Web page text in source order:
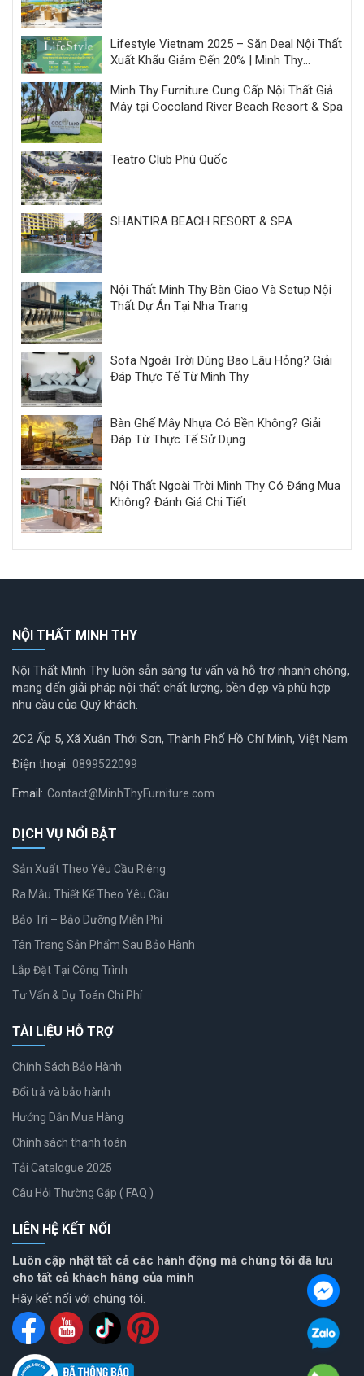
Lifestyle Vietnam 2025 – Săn Deal Nội Thất
Xuất Khẩu Giảm Đến 20% | Minh Thy
Minh Thy Furniture Cung Cấp Nội Thất Giả
Mây tại Cocoland River Beach Resort & Spa
Teatro Club Phú Quốc
SHANTIRA BEACH RESORT & SPA
Nội Thất Minh Thy Bàn Giao Và Setup Nội
Thất Dự Án Tại Nha Trang
Sofa Ngoài Trời Dùng Bao Lâu Hỏng? Giải
Đáp Thực Tế Từ Minh Thy
Bàn Ghế Mây Nhựa Có Bền Không? Giải
Đáp Từ Thực Tế Sử Dụng
Nội Thất Ngoài Trời Minh Thy Có Đáng Mua
Không? Đánh Giá Chi Tiết
NỘI THẤT MINH THY
Nội Thất Minh Thy luôn sẵn sàng tư vấn và hỗ trợ nhanh chóng,
mang đến giải pháp nội thất chất lượng, bền đẹp và phù hợp
nhu cầu của Quý khách.
2C2 Ấp 5, Xã Xuân Thới Sơn, Thành Phố Hồ Chí Minh, Việt Nam
Điện thoại: 0899522099
Email: Contact@MinhThyFurniture.com
DỊCH VỤ NỔI BẬT
Sản Xuất Theo Yêu Cầu Riêng
Ra Mẫu Thiết Kế Theo Yêu Cầu
Bảo Trì – Bảo Dưỡng Miễn Phí
Tân Trang Sản Phẩm Sau Bảo Hành
Lắp Đặt Tại Công Trình
Tư Vấn & Dự Toán Chi Phí
TÀI LIỆU HỖ TRỢ
Chính Sách Bảo Hành
Đổi trả và bảo hành
Hướng Dẫn Mua Hàng
Chính sách thanh toán
Tải Catalogue 2025
Câu Hỏi Thường Gặp ( FAQ )
LIÊN HỆ KẾT NỐI
Luôn cập nhật tất cả các hành động mà chúng tôi đã lưu
cho tất cả khách hàng của mình
Hãy kết nối với chúng tôi.